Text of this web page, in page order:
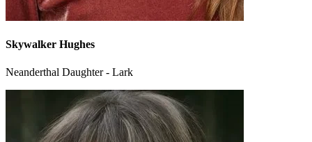
Skywalker Hughes
Neanderthal Daughter - Lark